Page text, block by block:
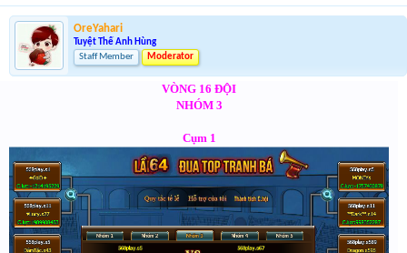
OreYahari
Tuyệt Thế Anh Hùng
Staff Member
Moderator
VÒNG 16 ĐỘI
NHÓM 3
Cụm 1